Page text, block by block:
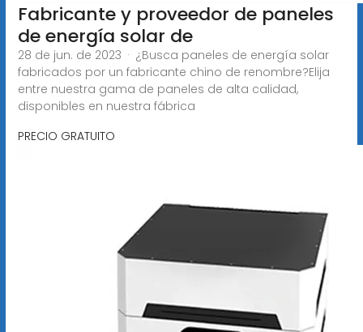
Fabricante y proveedor de paneles
de energía solar de
28 de jun. de 2023 · ¿Busca paneles de energía solar
fabricados por un fabricante chino de renombre?Elija
entre nuestra gama de paneles de alta calidad,
disponibles en nuestra fábrica
PRECIO GRATUITO